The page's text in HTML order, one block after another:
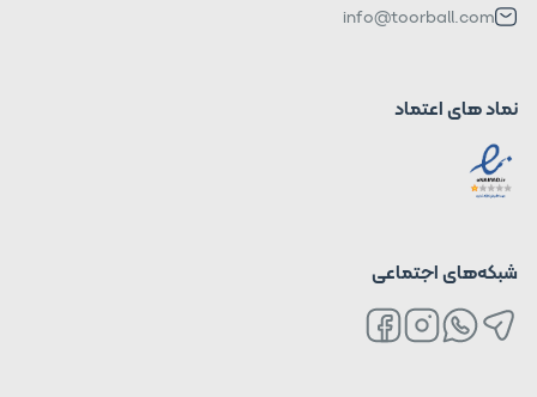
info@toorball.com
نماد های اعتماد
شبکه‌های اجتماعی